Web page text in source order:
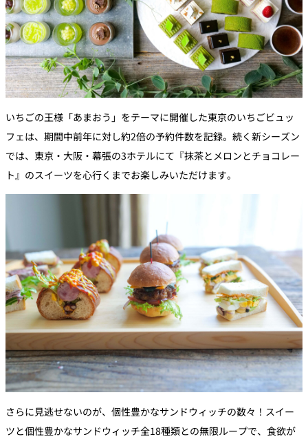
いちごの王様「あまおう」をテーマに開催した東京のいちごビュッ
フェは、期間中前年に対し約2倍の予約件数を記録。続く新シーズン
では、東京・大阪・幕張の3ホテルにて『抹茶とメロンとチョコレー
ト』のスイーツを心行くまでお楽しみいただけます。
さらに見逃せないのが、個性豊かなサンドウィッチの数々！スイー
ツと個性豊かなサンドウィッチ全18種類との無限ループで、食欲が